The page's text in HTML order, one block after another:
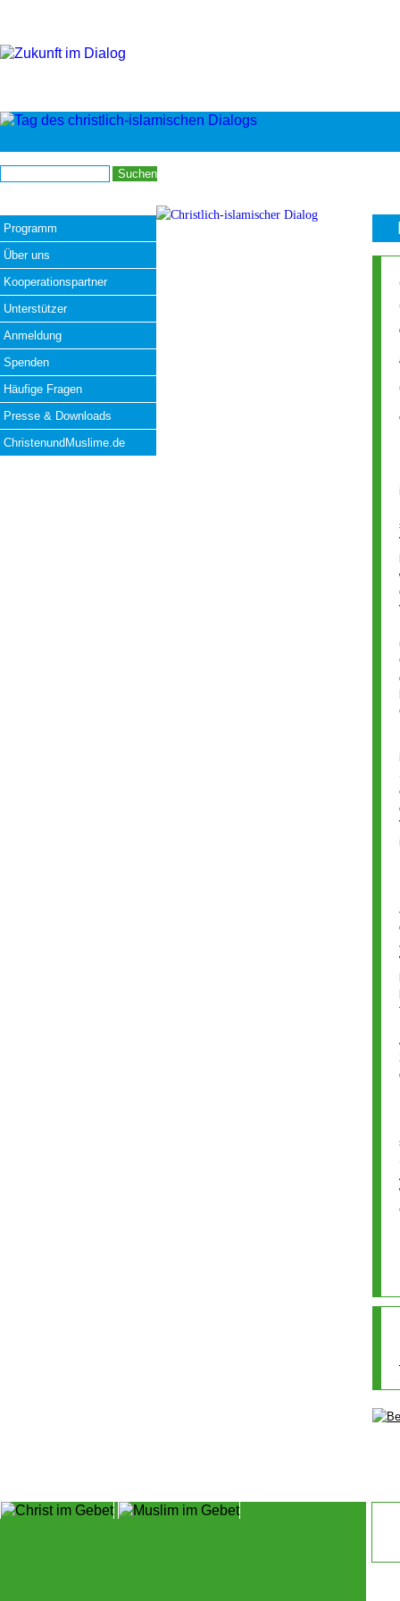
Programm
Über uns
Kooperationspartner
Unterstützer
Anmeldung
Spenden
Häufige Fragen
Presse & Downloads
ChristenundMuslime.de